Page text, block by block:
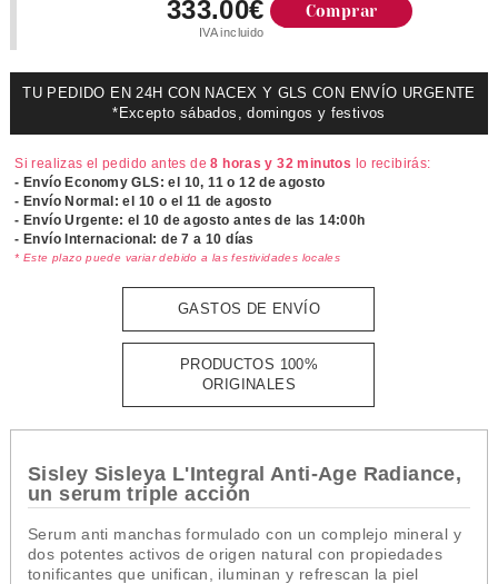
333.00€
IVA incluido
Comprar
TU PEDIDO EN 24H CON NACEX Y GLS CON ENVÍO URGENTE
*Excepto sábados, domingos y festivos
Si realizas el pedido antes de8 horas y 32 minutos lo recibirás:
- Envío Economy GLS: el 10, 11 o 12 de agosto
- Envío Normal: el 10 o el 11 de agosto
- Envío Urgente: el10 de agosto antes de las 14:00h
- Envío Internacional: de 7 a 10 días
* Este plazo puede variar debido a las festividades locales
GASTOS DE ENVÍO
PRODUCTOS 100%
ORIGINALES
Sisley Sisleya L'Integral Anti-Age Radiance,
un serum triple acción
Serum anti manchas formulado con un complejo mineral y
dos potentes activos de origen natural con propiedades
tonificantes que unifican, iluminan y refrescan la piel